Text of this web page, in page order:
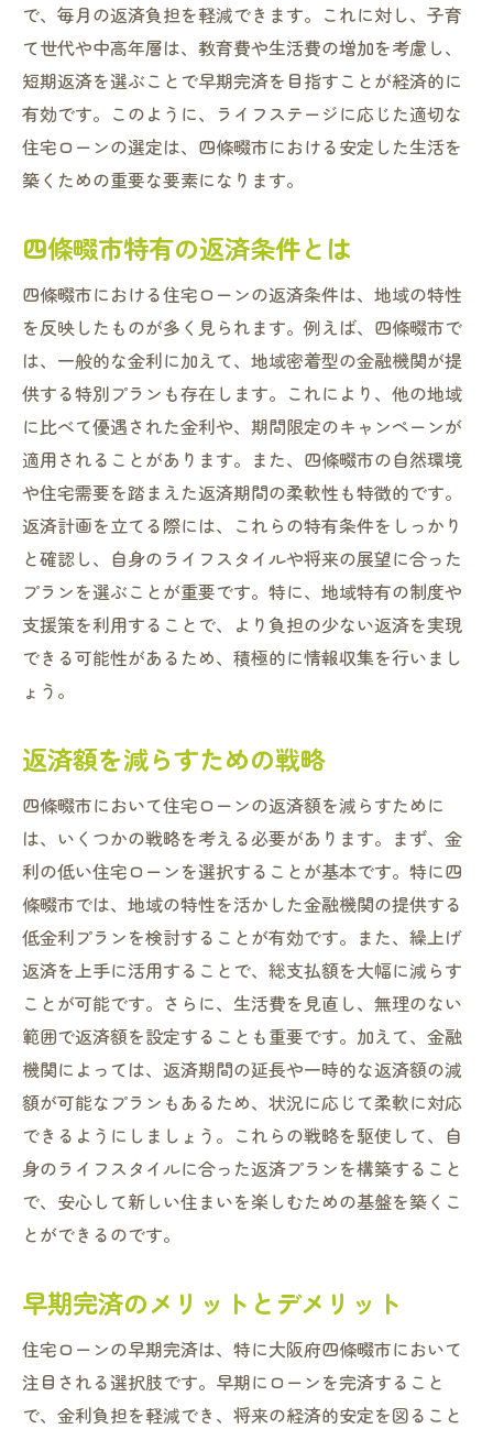
で、毎月の返済負担を軽減できます。これに対し、子育
て世代や中高年層は、教育費や生活費の増加を考慮し、
短期返済を選ぶことで早期完済を目指すことが経済的に
有効です。このように、ライフステージに応じた適切な
住宅ローンの選定は、四條畷市における安定した生活を
築くための重要な要素になります。
四條畷市特有の返済条件とは
四條畷市における住宅ローンの返済条件は、地域の特性
を反映したものが多く見られます。例えば、四條畷市で
は、一般的な金利に加えて、地域密着型の金融機関が提
供する特別プランも存在します。これにより、他の地域
に比べて優遇された金利や、期間限定のキャンペーンが
適用されることがあります。また、四條畷市の自然環境
や住宅需要を踏まえた返済期間の柔軟性も特徴的です。
返済計画を立てる際には、これらの特有条件をしっかり
と確認し、自身のライフスタイルや将来の展望に合った
プランを選ぶことが重要です。特に、地域特有の制度や
支援策を利用することで、より負担の少ない返済を実現
できる可能性があるため、積極的に情報収集を行いまし
ょう。
返済額を減らすための戦略
四條畷市において住宅ローンの返済額を減らすために
は、いくつかの戦略を考える必要があります。まず、金
利の低い住宅ローンを選択することが基本です。特に四
條畷市では、地域の特性を活かした金融機関の提供する
低金利プランを検討することが有効です。また、繰上げ
返済を上手に活用することで、総支払額を大幅に減らす
ことが可能です。さらに、生活費を見直し、無理のない
範囲で返済額を設定することも重要です。加えて、金融
機関によっては、返済期間の延長や一時的な返済額の減
額が可能なプランもあるため、状況に応じて柔軟に対応
できるようにしましょう。これらの戦略を駆使して、自
身のライフスタイルに合った返済プランを構築すること
で、安心して新しい住まいを楽しむための基盤を築くこ
とができるのです。
早期完済のメリットとデメリット
住宅ローンの早期完済は、特に大阪府四條畷市において
注目される選択肢です。早期にローンを完済すること
で、金利負担を軽減でき、将来の経済的安定を図ること